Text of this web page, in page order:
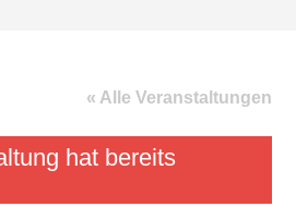
« Alle Veranstaltungen
hat bereits